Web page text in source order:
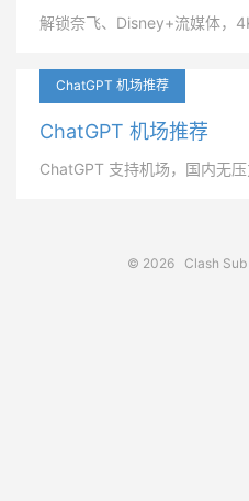
解锁奈飞、Disney+流媒体，
ChatGPT 机场推荐
ChatGPT 机场推荐
ChatGPT 支持机场，国内无
© 2026 Clash Sub